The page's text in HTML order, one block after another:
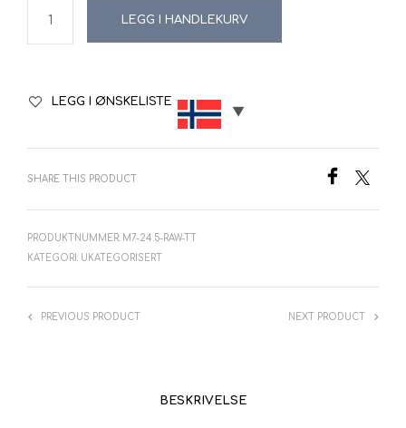
LEGG I HANDLEKURV
LEGG I ØNSKELISTE
SHARE THIS PRODUCT
PRODUKTNUMMER: M7-24.5-RAW-TT
KATEGORI: UKATEGORISERT
PREVIOUS PRODUCT NEXT PRODUCT
BESKRIVELSE